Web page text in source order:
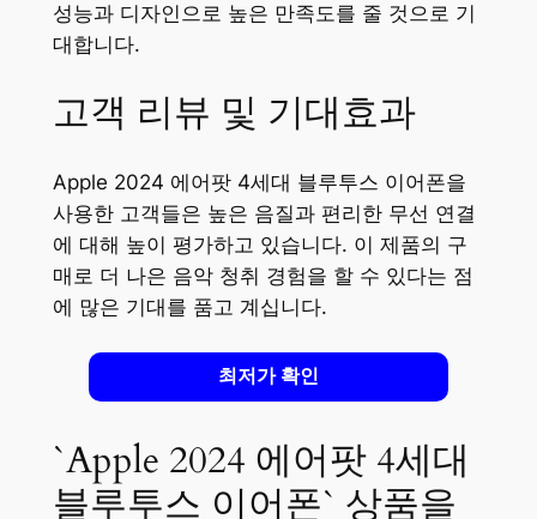
성능과 디자인으로 높은 만족도를 줄 것으로 기
대합니다.
고객 리뷰 및 기대효과
Apple 2024 에어팟 4세대 블루투스 이어폰을
사용한 고객들은 높은 음질과 편리한 무선 연결
에 대해 높이 평가하고 있습니다. 이 제품의 구
매로 더 나은 음악 청취 경험을 할 수 있다는 점
에 많은 기대를 품고 계십니다.
최저가 확인
`Apple 2024 에어팟 4세대
블루투스 이어폰` 상품을